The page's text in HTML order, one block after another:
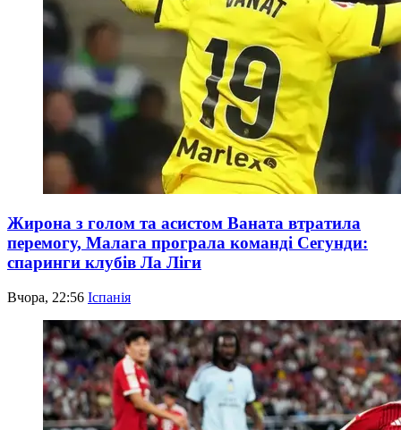
Жирона з голом та асистом Ваната втратила
перемогу, Малага програла команді Сегунди:
спаринги клубів Ла Ліги
Вчора, 22:56 Іспанія